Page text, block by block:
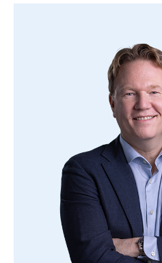
Het schilderwerk is
Er is een oplaadpunt voor
Nieuwsgierig? Bel voor een
zelf plannen om je huis te
huis goed in beeld komt bij
een vrijblijvend gesprek.